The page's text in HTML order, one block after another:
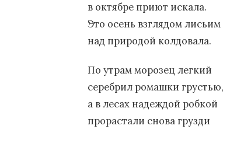
в октябре приют искала.
Это осень взглядом лисьим
над природой колдовала.
По утрам морозец легкий
серебрил ромашки грустью,
а в лесах надеждой робкой
прорастали снова грузди